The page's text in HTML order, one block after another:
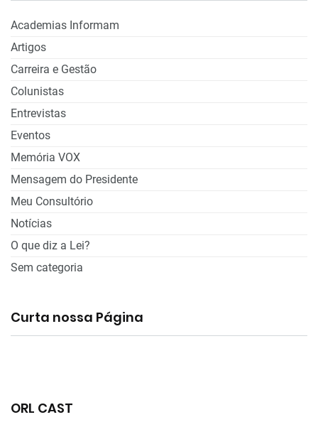
Academias Informam
Artigos
Carreira e Gestão
Colunistas
Entrevistas
Eventos
Memória VOX
Mensagem do Presidente
Meu Consultório
Notícias
O que diz a Lei?
Sem categoria
Curta nossa Página
ORL CAST